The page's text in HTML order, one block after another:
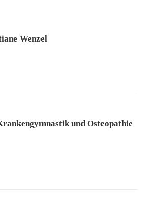
Wenzel
und Osteopathie